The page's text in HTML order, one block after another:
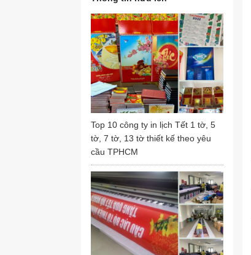
Top 10 công ty in lịch Tết 1 tờ, 5
tờ, 7 tờ, 13 tờ thiết kế theo yêu
cầu TPHCM